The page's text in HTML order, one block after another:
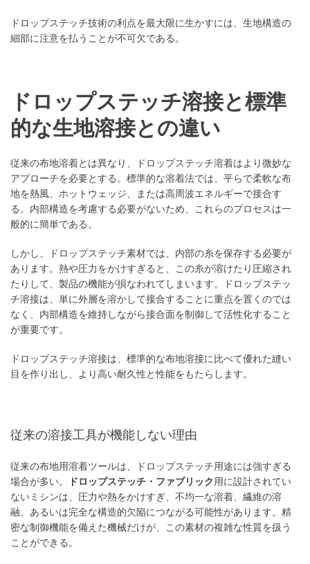
ドロップステッチ技術の利点を最大限に生かすには、生地構造の
細部に注意を払うことが不可欠である。
ドロップステッチ溶接と標準
的な生地溶接との違い
従来の布地溶着とは異なり、ドロップステッチ溶着はより微妙な
アプローチを必要とする。標準的な溶着法では、平らで柔軟な布
地を熱風、ホットウェッジ、または高周波エネルギーで接合す
る。内部構造を考慮する必要がないため、これらのプロセスは一
般的に簡単である。
しかし、ドロップステッチ素材では、内部の糸を保存する必要が
あります。熱や圧力をかけすぎると、この糸が溶けたり圧縮され
たりして、製品の機能が損なわれてしまいます。ドロップステッ
チ溶接は、単に外層を溶かして接合することに重点を置くのでは
なく、内部構造を維持しながら接合面を制御して活性化すること
が重要です。
ドロップステッチ溶接は、標準的な布地溶接に比べて優れた縫い
目を作り出し、より高い耐久性と性能をもたらします。
従来の溶接工具が機能しない理由
従来の布地用溶着ツールは、ドロップステッチ用途には強すぎる
場合が多い。
ドロップステッチ・ファブリック 用に設計されてい
ないミシンは、圧力や熱をかけすぎ、不均一な溶着、繊維の溶
融、あるいは完全な構造的欠陥につながる可能性があります。精
密な制御機能を備えた機械だけが、この素材の複雑な性質を扱う
ことができる。